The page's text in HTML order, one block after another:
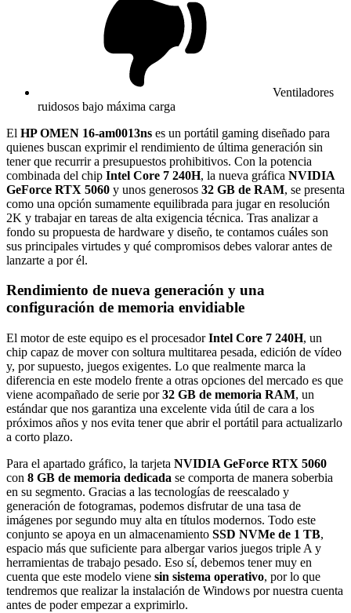
Ventiladores
ruidosos bajo máxima carga
El HP OMEN 16-am0013ns es un portátil gaming diseñado para
quienes buscan exprimir el rendimiento de última generación sin
tener que recurrir a presupuestos prohibitivos. Con la potencia
combinada del chip Intel Core 7 240H, la nueva gráfica NVIDIA
GeForce RTX 5060 y unos generosos 32 GB de RAM, se presenta
como una opción sumamente equilibrada para jugar en resolución
2K y trabajar en tareas de alta exigencia técnica. Tras analizar a
fondo su propuesta de hardware y diseño, te contamos cuáles son
sus principales virtudes y qué compromisos debes valorar antes de
lanzarte a por él.
Rendimiento de nueva generación y una
configuración de memoria envidiable
El motor de este equipo es el procesadorIntel Core 7 240H, un
chip capaz de mover con soltura multitarea pesada, edición de vídeo
y, por supuesto, juegos exigentes. Lo que realmente marca la
diferencia en este modelo frente a otras opciones del mercado es que
viene acompañado de serie por32 GB de memoria RAM, un
estándar que nos garantiza una excelente vida útil de cara a los
próximos años y nos evita tener que abrir el portátil para actualizarlo
a corto plazo.
Para el apartado gráfico, la tarjeta NVIDIA GeForce RTX 5060
con 8 GB de memoria dedicada se comporta de manera soberbia
en su segmento. Gracias a las tecnologías de reescalado y
generación de fotogramas, podemos disfrutar de una tasa de
imágenes por segundo muy alta en títulos modernos. Todo este
conjunto se apoya en un almacenamiento SSD NVMe de 1 TB,
espacio más que suficiente para albergar varios juegos triple A y
herramientas de trabajo pesado. Eso sí, debemos tener muy en
cuenta que este modelo viene sin sistema operativo, por lo que
tendremos que realizar la instalación de Windows por nuestra cuenta
antes de poder empezar a exprimirlo.